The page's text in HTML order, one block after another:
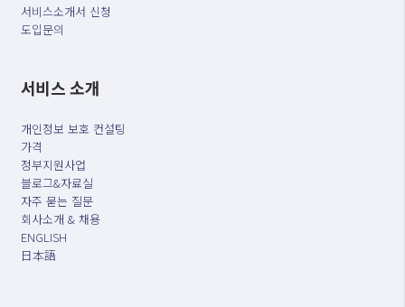
서비스소개서 신청
도입문의
서비스 소개
개인정보 보호 컨설팅
가격
정부지원사업
블로그&자료실
자주 묻는 질문
회사소개 & 채용
ENGLISH
日本語